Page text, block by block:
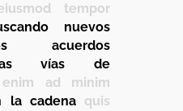
tempor
nuevos
acuerdos
vías de
ad minim
la cadena quis